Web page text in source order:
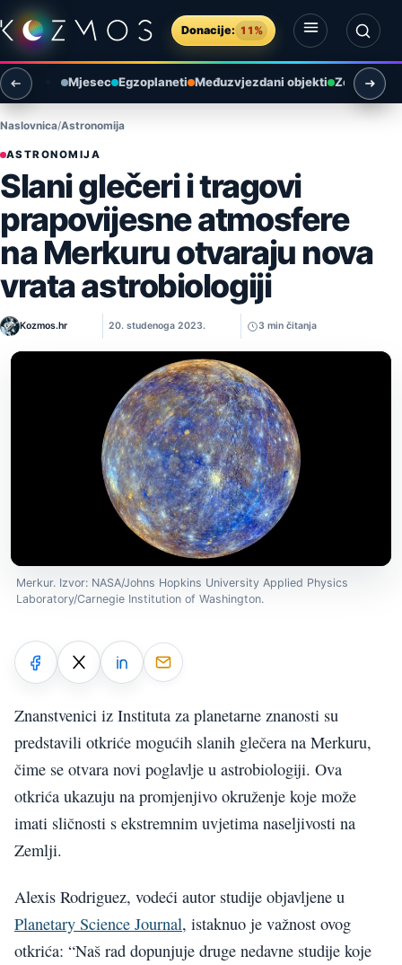
Preskoči na sadržaj
Donacije: 11%
Otvori izbornik
Otvori pretragu
Mjesec Egzoplaneti Međuzvjezdani objekti Zemlja i
Naslovnica Astronomija
ASTRONOMIJA
Slani glečeri i tragovi
prapovijesne atmosfere
na Merkuru otvaraju nova
vrata astrobiologiji
Kozmos.hr 20. studenoga 2023. 3 min čitanja
Merkur. Izvor: NASA/Johns Hopkins University Applied Physics
Laboratory/Carnegie Institution of Washington.
Znanstvenici iz Instituta za planetarne znanosti su
predstavili otkriće mogućih slanih glečera na Merkuru,
čime se otvara novi poglavlje u astrobiologiji. Ova
otkrića ukazuju na promjenjivo okruženje koje može
imati sličnosti s ekstremnim uvjetima naseljivosti na
Zemlji.
Alexis Rodriguez, vodeći autor studije objavljene u
Planetary Science Journal, istaknuo je važnost ovog
otkrića: “Naš rad dopunjuje druge nedavne studije koje